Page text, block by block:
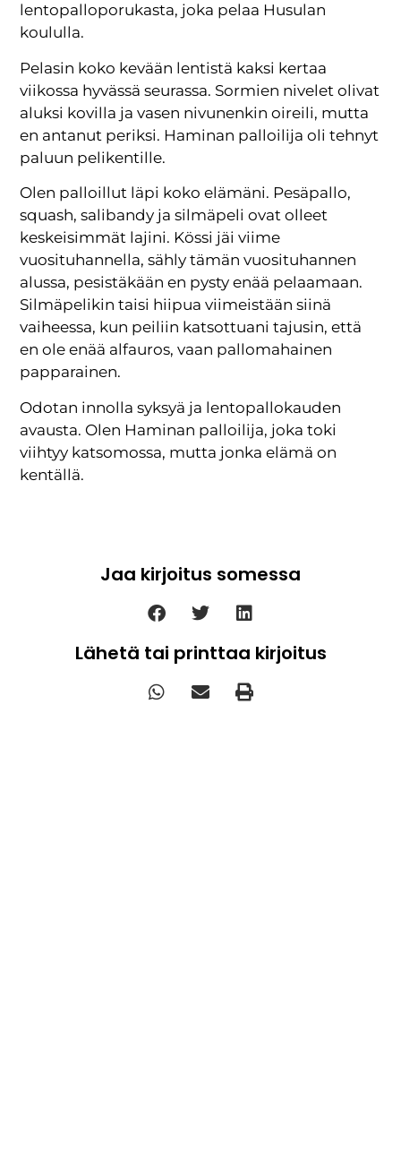
lentopalloporukasta, joka pelaa Husulan
koululla.
Pelasin koko kevään lentistä kaksi kertaa
viikossa hyvässä seurassa. Sormien nivelet olivat
aluksi kovilla ja vasen nivunenkin oireili, mutta
en antanut periksi. Haminan palloilija oli tehnyt
paluun pelikentille.
Olen palloillut läpi koko elämäni. Pesäpallo,
squash, salibandy ja silmäpeli ovat olleet
keskeisimmät lajini. Kössi jäi viime
vuosituhannella, sähly tämän vuosituhannen
alussa, pesistäkään en pysty enää pelaamaan.
Silmäpelikin taisi hiipua viimeistään siinä
vaiheessa, kun peiliin katsottuani tajusin, että
en ole enää alfauros, vaan pallomahainen
papparainen.
Odotan innolla syksyä ja lentopallokauden
avausta. Olen Haminan palloilija, joka toki
viihtyy katsomossa, mutta jonka elämä on
kentällä.
Jaa kirjoitus somessa
Lähetä tai printtaa kirjoitus